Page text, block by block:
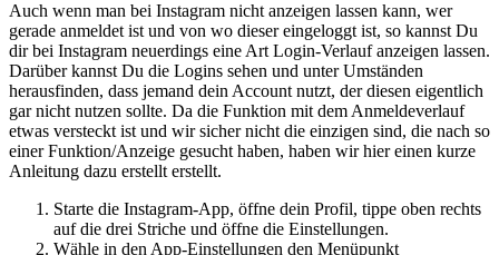
Auch wenn man bei Instagram nicht anzeigen lassen kann, wer
gerade anmeldet ist und von wo dieser eingeloggt ist, so kannst Du
dir bei Instagram neuerdings eine Art Login-Verlauf anzeigen lassen.
Darüber kannst Du die Logins sehen und unter Umständen
herausfinden, dass jemand dein Account nutzt, der diesen eigentlich
gar nicht nutzen sollte. Da die Funktion mit dem Anmeldeverlauf
etwas versteckt ist und wir sicher nicht die einzigen sind, die nach so
einer Funktion/Anzeige gesucht haben, haben wir hier einen kurze
Anleitung dazu erstellt erstellt.
Starte die Instagram-App, öffne dein Profil, tippe oben rechts
auf die drei Striche und öffne die Einstellungen.
Wähle in den App-Einstellungen den Menüpunkt